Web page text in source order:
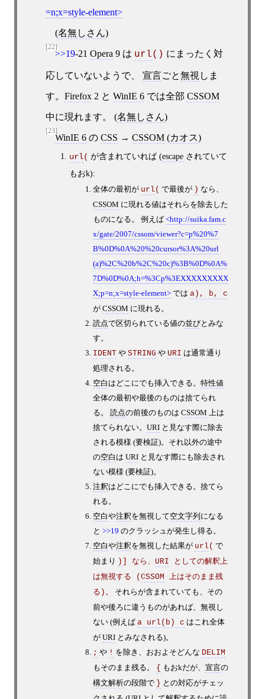
=n;x=style-element
(名無しさん)
[22]
>>19-21 Opera 9 は url() にまったく対
応していないようで、 宣言ごと無視 しま
す。 Firefox2 と WinIE 6では全部 CSSOM
中に現れます。 (名無しさん)
[23]
WinIE 6の CSS → CSSOM(カオス)
url( が含まれていれば (escapeされていて
もおk):
全体の最初が url ( で最後が ) なら、
CSSOM に現れる値はそれらを除去した
ものになる。 例えば
http://suika.fam.c
x/gate/2007/cssom/viewer?c=p%20%7
B%0D%0A%20%20cursor%3A%20url
(a)%2C%20b%2C%20c)%3B%0D%0A%
7D%0D%0A;h=%3Cp%3EXXXXXXXXX
X;p=n;x=style-element では a), b, c
が CSSOM に現れる。
読点で区切られている値の並びとみな
す。
IDENTや STRING や URI は通常通り
処理される。
空白 はどこにでも挿入できる。 特性値
全体の最初や最後のものは捨てられ
る。 読点の前後のものは CSSOM 上は
捨てられない。 URIと見なす際に除去
される模様 (要検証)。それ以外の途中
の空白 は URIと見なす際にも除去され
ない模様 (要検証)。
注釈はどこにでも挿入できる。捨てら
れる。
空白や注釈を無視して空文字列 になる
と >>19 のクラッシュが発生し得る。
空白や注釈を無視した結果が url ( で
始まり ) ] なら、 URI としての解釈上
は無視する ( CSSOM
上はそのまま残
る)。
それらが含まれていても、その
前や後ろに違うものがあれば、無視し
ない (例えば a url(b) c はこれ全体
が URIとみなされる)。
; や ! を除き、おおよそどんな DELIM
もそのまま残る。 { もおkだが、 宣言の
構文解析の段階で } との対応がチェッ